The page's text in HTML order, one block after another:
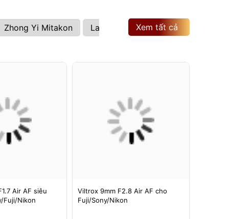
Zhong Yi Mitakon Laowa Brightin Star
Xem tất cả
Air AF siêu
Fuji/Nikon
Viltrox 9mm F2.8 Air AF cho
Fuji/Sony/Nikon